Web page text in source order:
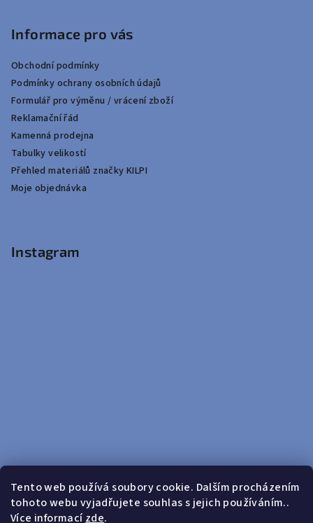
Tento web používá soubory cookie. Dalším procházením
tohoto webu vyjadřujete souhlas s jejich používáním..
Více informacízde.
Informace pro vás
Obchodní podmínky
Podmínky ochrany osobních údajů
Formulář pro výměnu / vrácení zboží
Reklamační řád
Kamenná prodejna
Tabulky velikostí
Přehled materiálů značky KILPI
Moje objednávka
Instagram
Sledovat na Instagramu